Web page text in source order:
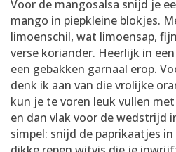
Voor de mangosalsa snijd je
mango in piepkleine blokjes.
limoenschil, wat limoensap,
verse koriander. Heerlijk in
een gebakken garnaal erop.
denk ik aan van die vrolijke
kun je te voren leuk vullen
en dan vlak voor de wedstrijd
simpel: snijd de paprikaatjes